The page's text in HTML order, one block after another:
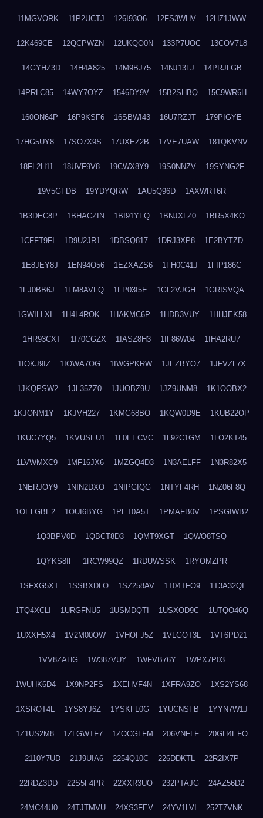
11MGVORK 11P2UCTJ 126I93O6 12FS3WHV 12HZ1JWW
12K469CE 12QCPWZN 12UKQO0N 133P7UOC 13COV7L8
14GYHZ3D 14H4A825 14M9BJ75 14NJ13LJ 14PRJLGB
14PRLC85 14WY7OYZ 1546DY9V 15B2SHBQ 15C9WR6H
160ON64P 16P9KSF6 16SBWI43 16U7RZJT 179PIGYE
17HG5UY8 17SO7X9S 17UXEZ2B 17VE7UAW 181QKVNV
18FL2H11 18UVF9V8 19CWX8Y9 19S0NNZV 19SYNG2F
19V5GFDB 19YDYQRW 1AU5Q96D 1AXWRT6R
1B3DEC8P 1BHACZIN 1BI91YFQ 1BNJXLZ0 1BR5X4KO
1CFFT9FI 1D9U2JR1 1DBSQ817 1DRJ3XP8 1E2BYTZD
1E8JEY8J 1EN94O56 1EZXAZS6 1FH0C41J 1FIP186C
1FJ0BB6J 1FM8AVFQ 1FP03I5E 1GL2VJGH 1GRISVQA
1GWILLXI 1H4L4ROK 1HAKMC6P 1HDB3VUY 1HHJEK58
1HR93CXT 1I70CGZX 1IASZ8H3 1IF86W04 1IHA2RU7
1IOKJ9IZ 1IOWA7OG 1IWGPKRW 1JEZBYO7 1JFVZL7X
1JKQPSW2 1JL35ZZ0 1JUOBZ9U 1JZ9UNM8 1K1OOBX2
1KJONM1Y 1KJVH227 1KMG68BO 1KQW0D9E 1KUB22OP
1KUC7YQ5 1KVUSEU1 1L0EECVC 1L92C1GM 1LO2KT45
1LVWMXC9 1MF16JX6 1MZGQ4D3 1N3AELFF 1N3R82X5
1NERJOY9 1NIN2DXO 1NIPGIQG 1NTYF4RH 1NZ06F8Q
1OELGBE2 1OUI6BYG 1PET0A5T 1PMAFB0V 1PSGIWB2
1Q3BPV0D 1QBCT8D3 1QMT9XGT 1QWO8TSQ
1QYKS8IF 1RCW99QZ 1RDUWSSK 1RYOMZPR
1SFXG5XT 1SSBXDLO 1SZ258AV 1T04TFO9 1T3A32QI
1TQ4XCLI 1URGFNU5 1USMDQTI 1USXOD9C 1UTQO46Q
1UXXH5X4 1V2M00OW 1VHOFJ5Z 1VLGOT3L 1VT6PD21
1VV8ZAHG 1W387VUY 1WFVB76Y 1WPX7P03
1WUHK6D4 1X9NP2FS 1XEHVF4N 1XFRA9ZO 1XS2YS68
1XSROT4L 1YS8YJ6Z 1YSKFL0G 1YUCNSFB 1YYN7W1J
1Z1US2M8 1ZLGWTF7 1ZOCGLFM 206VNFLF 20GH4EFO
2110Y7UD 21J9UIA6 2254Q10C 226DDKTL 22R2IX7P
22RDZ3DD 22S5F4PR 22XXR3UO 232PTAJG 24AZ56D2
24MC44U0 24TJTMVU 24XS3FEV 24YV1LVI 252T7VNK